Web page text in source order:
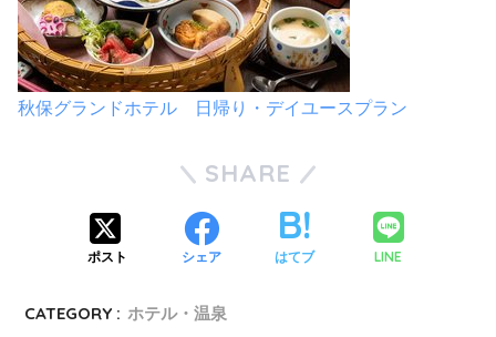
秋保グランドホテル 日帰り・デイユースプラン
SHARE
ポスト シェア はてブ LINE
CATEGORY : ホテル・温泉